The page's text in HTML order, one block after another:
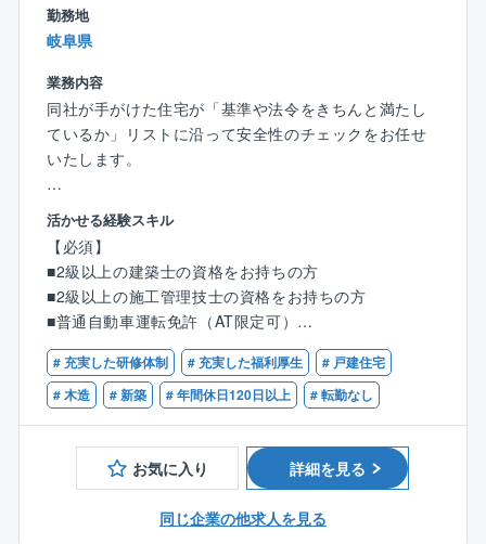
「子どもがのびのびと遊べる家が良い」「趣味の部屋
を作りたい」など希望はさまざまです！
お客様と直接関わることができるからこそ、一つひと
つのこだわりを実現できるやりがいがあります！
〈チーム組織構成〉
20代～60代まで幅広い年齢層の社員が活躍中。
いずれの拠点も、明るい声が響き、活気にあふれた雰
囲気で、わからないことがあれば気軽に質問できる環
境が整っています。
中途入社も多く、壁を感じることなく馴染むことがで
きる環境です。
〈男女比〉4：6
≪商品ラインアップ≫
■ローコストで自由設計が可能な自由設計住宅シリーズ
■100種類以上の間取りや外観から選べる企画住宅シリ
勤務地
岐阜県
業務内容
同社が手がけた住宅が「基準や法令をきちんと満たし
ているか」リストに沿って安全性のチェックをお任せ
いたします。
◆具体的な業務内容◆
【検査業務】
同社は徹底した検査で安全性の高い住宅を提供してい
ます。
着工から竣工まで合計で12回行う検査のうち9回の検査
を担当していただきます。
＜9回の検査項目＞
■配置確認検査■出来形検査■土台検査
■上棟検査■断熱検査■ボード検査
■外装検査■木完検査■完了検査
◎検査業務は全て現場で直接対応
活かせる経験スキル
【必須】
■2級以上の建築士の資格をお持ちの方
■2級以上の施工管理技士の資格をお持ちの方
■普通自動車運転免許（AT限定可）
★建築や現場の経験・知識はゼロでOK！
※第二新卒の方歓迎！
＼１つでも当てはまったら、ぜひご応募を！／
・施工管理や建築・建設関係のご経験をお持ちの方
・真面目にコツコツと業務に取り組める方
・コミュニケーション能力を活かしたい方
# 充実した研修体制 # 充実した福利厚生
# 戸建住宅
# 木造
# 新築 # 年間休日120日以上 # 転勤なし
お気に入り 詳細を見る
同じ企業の他求人を見る